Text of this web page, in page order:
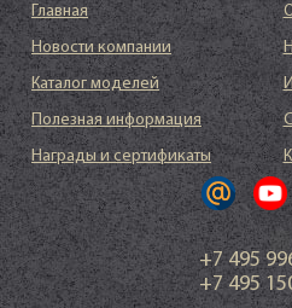
Главная
Новости компании
Каталог моделей
Полезная информация
Награды и сертификаты
+7 495
+7 495